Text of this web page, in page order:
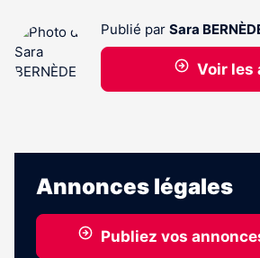
Publié par Sara
Voir les
Annonces légales
Publiez vos